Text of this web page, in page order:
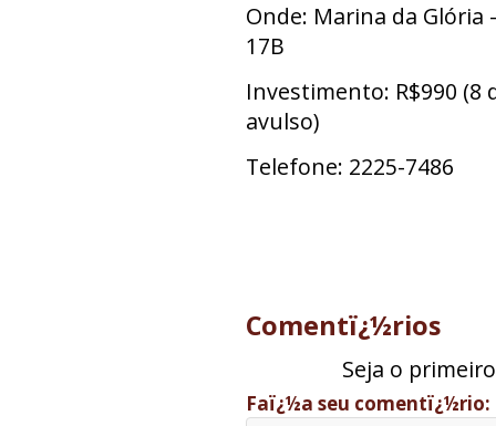
Onde: Marina da Glória
17B
Investimento: R$990 (8
avulso)
Telefone: 2225-7486
Comentï¿½rios
Seja o
Faï¿½a seu comentï¿½rio: